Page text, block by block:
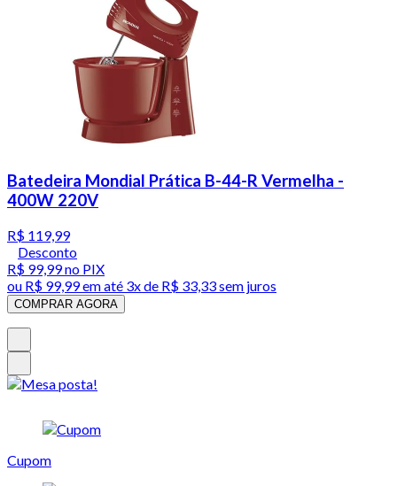
Batedeira Mondial Prática B-44-R Vermelha -
400W 220V
R$ 119,99
Desconto
R$ 99,99no PIX
ou R$ 99,99em até 3x de R$ 33,33 sem juros
COMPRAR AGORA
Cupom